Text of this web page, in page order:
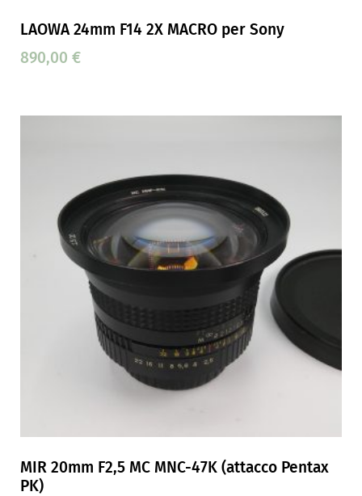
LAOWA 24mm F14 2X MACRO per Sony
890,00 €
MIR 20mm F2,5 MC MNC-47K (attacco Pentax
PK)